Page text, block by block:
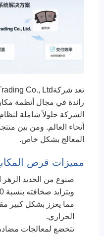
رائدة في مجال أنظمة
الشركة حلولاً شاملة
أنحاء العالم. ومن بين
المعالج بشكل خاص.
مميزات قرص
مما يعزز بشكل كبير
الحراري.
تتخضع لمعالجات